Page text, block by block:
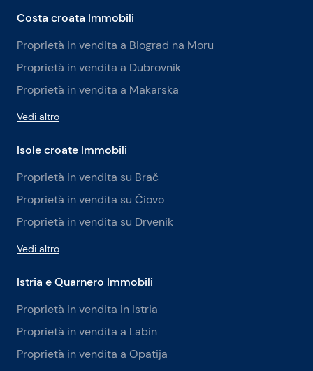
Costa croata Immobili
Proprietà in vendita a Biograd na Moru
Proprietà in vendita a Dubrovnik
Proprietà in vendita a Makarska
Vedi altro
Isole croate Immobili
Proprietà in vendita su Brač
Proprietà in vendita su Čiovo
Proprietà in vendita su Drvenik
Vedi altro
Istria e Quarnero Immobili
Proprietà in vendita in Istria
Proprietà in vendita a Labin
Proprietà in vendita a Opatija